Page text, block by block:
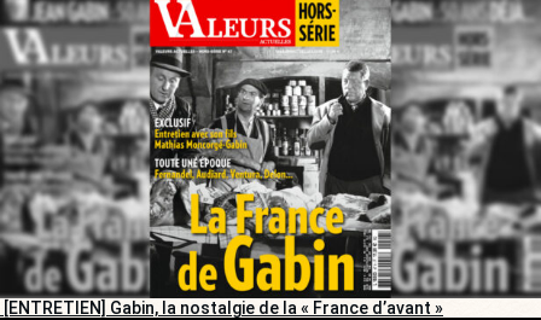
[ENTRETIEN] Gabin, la nostalgie de la « France d’avant »